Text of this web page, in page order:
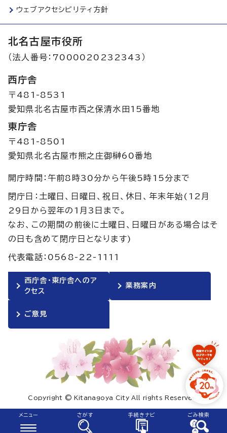
メニュー さがす 手続きナビ ごみ検索
ウェブアクセシビリティ方針
北名古屋市役所
（法人番号：7000020232343）
西庁舎
〒481-8531
愛知県北名古屋市西之保清水田15番地
東庁舎
〒481-8501
愛知県北名古屋市熊之庄御榊60番地
開庁時間：午前8時30分から午後5時15分まで
閉庁日：土曜日、日曜日、祝日、休日、年末年始(12月
29日から翌年の1月3日まで。
なお、この期間の前後に土曜日、日曜日がある場合はそ
の日も含めて閉庁日となります)
代表電話：0568-22-1111
西庁舎・東庁舎へのア
クセス
業務案内
ご意見
Copyright © Kitanagoya City All rights Reserved.